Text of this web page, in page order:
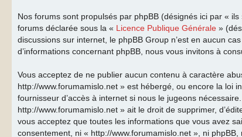
Nos forums sont propulsés par phpBB (désignés ici par «
forums déclarée sous la « Licence Publique Générale »
discussions sur internet, le phpBB Group n’est en aucun
d’informations concernant phpBB, nous vous invitons à
Vous acceptez de ne publier aucun contenu à caractère
http://www.forumamislo.net » est hébergé, ou encore la loi
fournisseur d’accès à internet si nous le jugeons
http://www.forumamislo.net » ait le droit de supprimer,
vous acceptez que toutes les informations que vous avez
consentement, ni « http://www.forumamislo.net », ni